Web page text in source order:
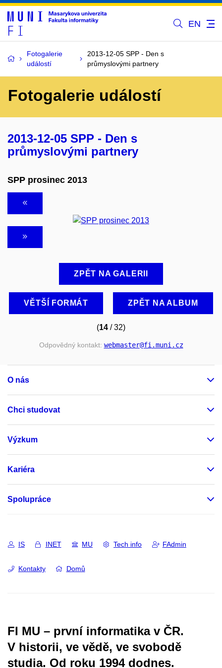
EN
Fotogalerie
událostí
2013-12-05 SPP - Den s
průmyslovými partnery
Fotogalerie událostí
2013-12-05 SPP - Den s
průmyslovými partnery
SPP prosinec 2013
ZPĚT NA GALERII
VĚTŠÍ FORMÁT ZPĚT NA ALBUM
(14 / 32)
Odpovědný kontakt: webmaster@fi.muni.cz
O nás
Chci studovat
Výzkum
Kariéra
Spolupráce
IS INET MU Tech info FAdmin
Kontakty Domů
FI MU – první informatika v ČR.
V historii, ve vědě, ve svobodě
studia. Od roku 1994 dodnes.